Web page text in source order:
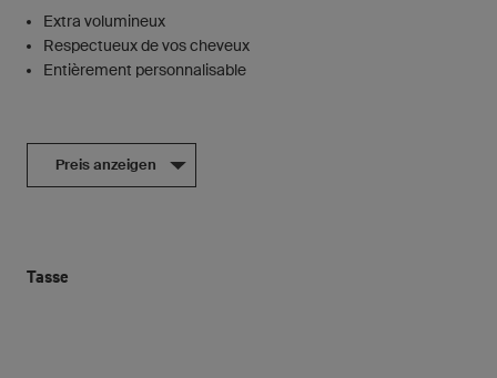
Extra volumineux
Respectueux de vos cheveux
Entièrement personnalisable
Preis anzeigen
Tasse